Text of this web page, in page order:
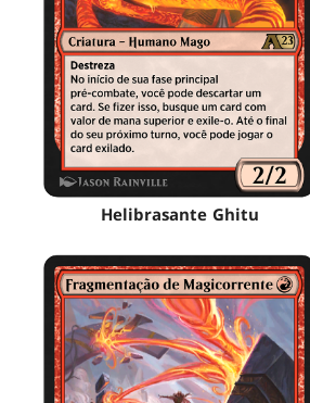
Helibrasante Ghitu